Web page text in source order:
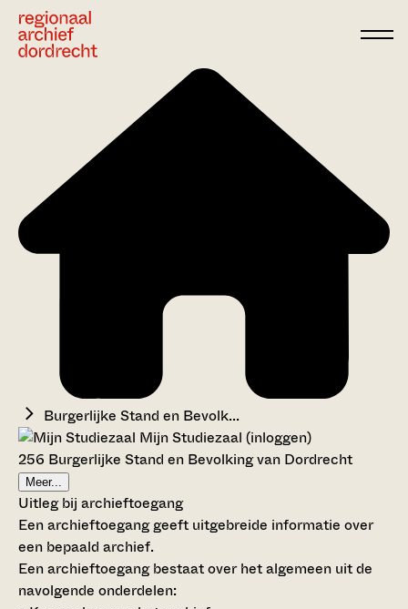
Burgerlijke Stand en Bevolk...
Mijn Studiezaal (inloggen)
256 Burgerlijke Stand en Bevolking van Dordrecht
Meer...
Uitleg bij archieftoegang
Een archieftoegang geeft uitgebreide informatie over
een bepaald archief.
Een archieftoegang bestaat over het algemeen uit de
navolgende onderdelen: